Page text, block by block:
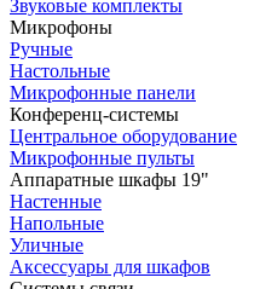
Звуковые комплекты
Микрофоны
Ручные
Настольные
Микрофонные панели
Конференц-системы
Центральное оборудование
Микрофонные пульты
Аппаратные шкафы 19"
Настенные
Напольные
Уличные
Аксессуары для шкафов